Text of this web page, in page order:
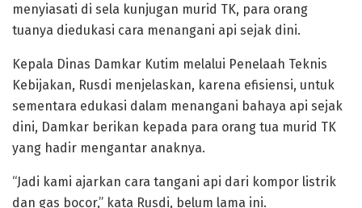
menyiasati di sela kunjugan murid TK, para orang
tuanya diedukasi cara menangani api sejak dini.
Kepala Dinas Damkar Kutim melalui Penelaah Teknis
Kebijakan, Rusdi menjelaskan, karena efisiensi, untuk
sementara edukasi dalam menangani bahaya api sejak
dini, Damkar berikan kepada para orang tua murid TK
yang hadir mengantar anaknya.
“Jadi kami ajarkan cara tangani api dari kompor listrik
dan gas bocor,” kata Rusdi, belum lama ini.